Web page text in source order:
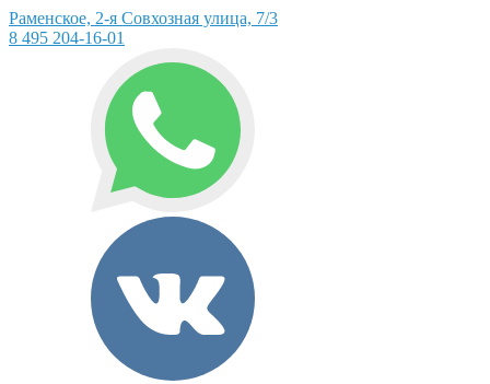
Раменское, 2-я Совхозная улица, 7/3
8 495 204-16-01